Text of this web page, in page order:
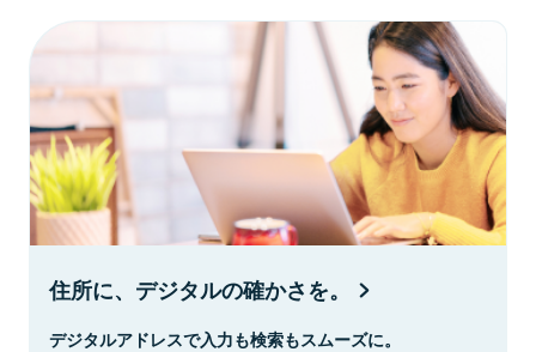
住所に、デジタルの確かさを。
デジタルアドレスで入力も検索もスムーズに。